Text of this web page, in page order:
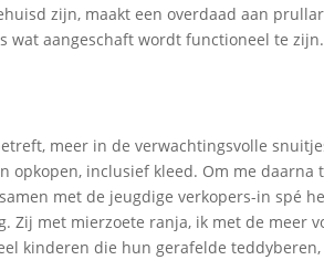
zijn, maakt een overdaad aan
wat aangeschaft wordt functioneel te
meer in de verwachtingsvolle
opkopen, inclusief kleed. Om me daarna
met de jeugdige verkopers-in spé
Zij met mierzoete ranja, ik met de meer
kinderen die hun gerafelde